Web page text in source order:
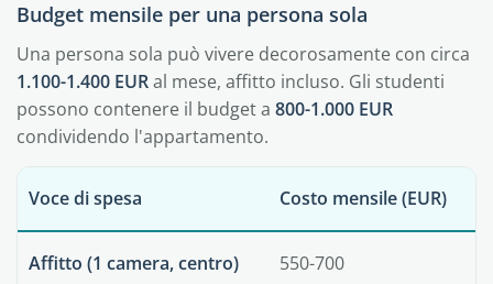
Budget mensile per una persona sola
Una persona sola può vivere decorosamente con circa
1.100-1.400 EURal mese, affitto incluso. Gli studenti
possono contenere il budget a 800-1.000 EUR
condividendo l'appartamento.
Voce di spesa Costo mensile (EUR)
Affitto (1 camera, centro) 550-700